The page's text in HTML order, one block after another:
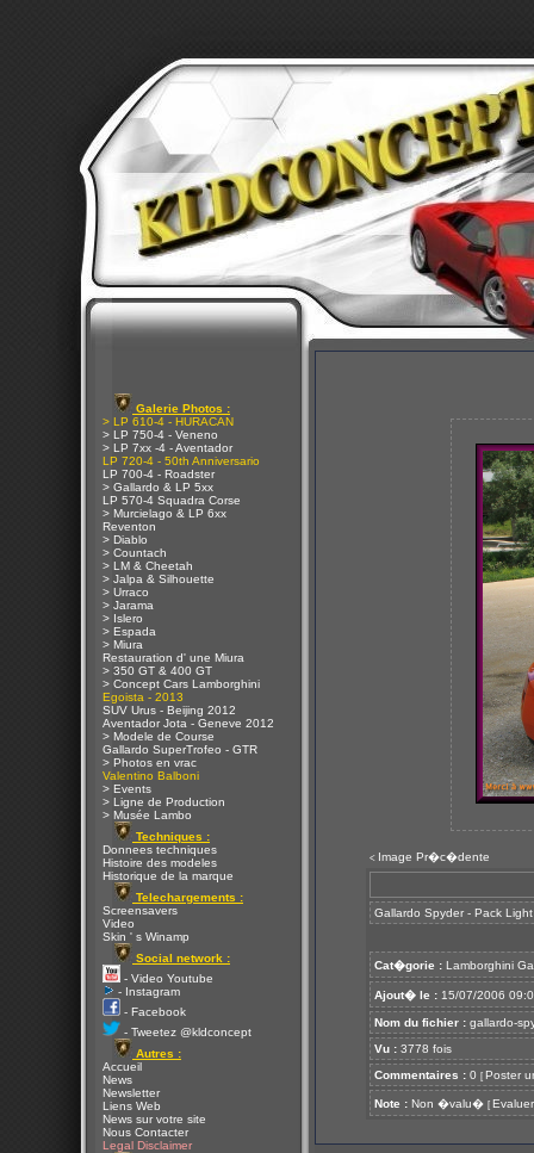
Galerie Photos :
> LP 610-4 - HURACAN
> LP 750-4 - Veneno
> LP 7xx -4 - Aventador
LP 720-4 - 50th Anniversario
LP 700-4 - Roadster
> Gallardo & LP 5xx
LP 570-4 Squadra Corse
> Murcielago & LP 6xx
Reventon
> Diablo
> Countach
> LM & Cheetah
> Jalpa & Silhouette
> Urraco
> Jarama
> Islero
> Espada
> Miura
Restauration d' une Miura
> 350 GT & 400 GT
> Concept Cars Lamborghini
Egoista - 2013
SUV Urus - Beijing 2012
Aventador Jota - Geneve 2012
> Modele de Course
Gallardo SuperTrofeo - GTR
> Photos en vrac
Valentino Balboni
> Events
> Ligne de Production
> Musée Lambo
Techniques :
Donnees techniques
Histoire des modeles
Historique de la marque
Telechargements :
Screensavers
Video
Skin ' s Winamp
Social network :
- Video Youtube
- Instagram
- Facebook
- Tweetez @kldconcept
Autres :
Accueil
News
Newsletter
Liens Web
News sur votre site
Nous Contacter
Legal Disclaimer
< Image Pr�c�dente
Gallardo Spyder - Pack
Cat�gorie : Lamborghini
Ajout� le : 15/07/2006
Nom du fichier : gallardo-
Vu : 3778 fois
Commentaires : 0 [ Poster
Note : Non �valu� [ Evaluer